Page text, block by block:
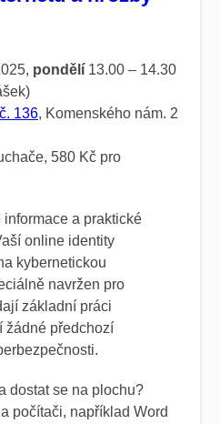
pondělí 13.00 – 14.30
136, Komenského nám. 2
580 Kč pro
a praktické
online identity
kybernetickou
navržen pro
základní práci
žádné předchozí
dostat se na plochu?
počítači, například Word